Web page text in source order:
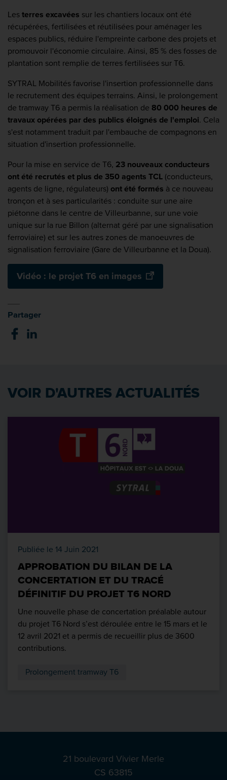
Les terres excavées sur les chantiers locaux ont été
récupérées, fertilisées et réutilisées pour aménager les
espaces publics, réduire l'empreinte carbone des projets et
promouvoir l'économie circulaire. Ainsi, 85 % des fosses de
plantation sont remplie de terres fertilisées sur T6.
SYTRAL Mobilités favorise l'insertion professionnelle dans
le recrutement des équipes terrains. Ainsi, le prolongement
de tramway T6 a permis la réalisation de 80 000 heures de
travaux opérées par des publics éloignés de l'emploi. Cela
s'est notamment traduit par l'embauche de compagnons en
situation d'insertion professionnelle.
Pour la mise en service de T6, 23 nouveaux conducteurs
ont été recrutés et plus de 350 agents TCL (conducteurs,
agents de ligne, régulateurs) ont été formés à ce nouveau
tronçon et à ses particularités : conduite sur une aire
piétonne dans le centre de Villeurbanne, sur une voie
unique sur la rue Billon (alternat géré par une signalisation
ferroviaire) et sur les autres zones de manoeuvres de
signalisation ferroviaire (Gare de Villeurbanne et la Doua).
Vidéo : le projet T6 en images
Partager
VOIR D'AUTRES ACTUALITÉS
Publiée le 14 Juin 2021
APPROBATION DU BILAN DE LA
CONCERTATION ET DU TRACÉ
DÉFINITIF DU PROJET T6 NORD
Une nouvelle phase de concertation préalable autour
du projet T6 Nord s’est déroulée entre le 15 mars et le
12 avril 2021 et a permis de recueillir plus de 3600
contributions.
Prolongement tramway T6
21 boulevard Vivier Merle
CS 63815